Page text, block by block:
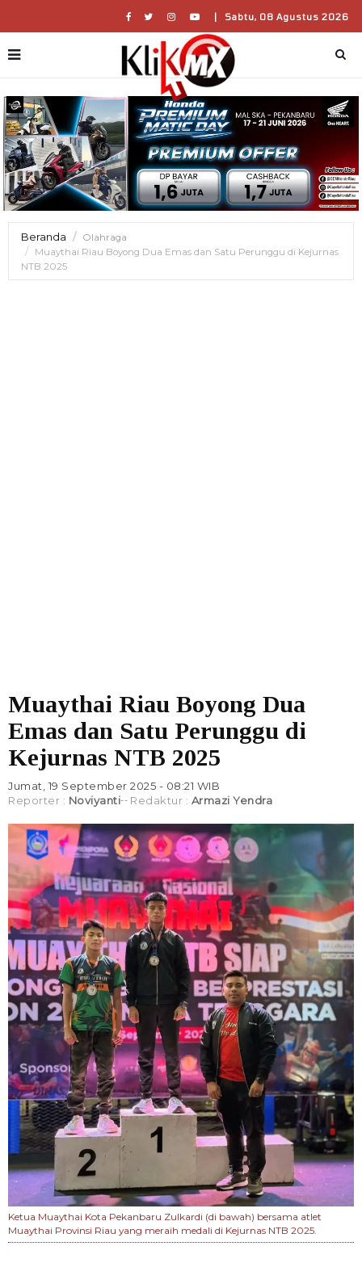
| Sabtu, 08 Agustus 2026
Beranda
Olahraga
Muaythai Riau Boyong Dua Emas dan Satu Perunggu di Kejurnas
NTB 2025
Muaythai Riau Boyong Dua
Emas dan Satu Perunggu di
Kejurnas NTB 2025
Jumat, 19 September 2025 - 08:21 WIB
Reporter : Noviyanti Redaktur : Armazi Yendra
Ketua Muaythai Kota Pekanbaru Zulkardi (di bawah) bersama atlet
Muaythai Provinsi Riau yang meraih medali di Kejurnas NTB 2025.